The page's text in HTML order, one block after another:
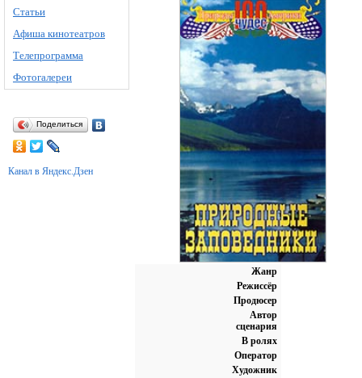
Статьи
Афиша кинотеатров
Телепрограмма
Фотогалереи
Поделиться
Канал в Яндекс.Дзен
Жанр
Режиссёр
Продюсер
Автор
сценария
В ролях
Оператор
Художник